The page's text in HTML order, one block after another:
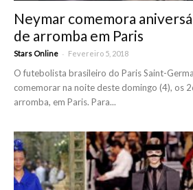
Neymar comemora
de arromba em Paris
Stars Online - Fevereiro 5, 2018
O futebolista brasileiro do Paris Saint-
comemorar na noite deste domingo (4), os
arromba, em Paris. Para...